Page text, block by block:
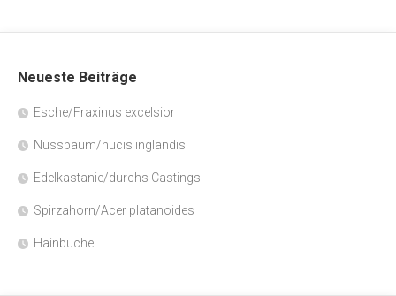
Neueste Beiträge
Esche/Fraxinus excelsior
Nussbaum/nucis inglandis
Edelkastanie/durchs Castings
Spirzahorn/Acer platanoides
Hainbuche